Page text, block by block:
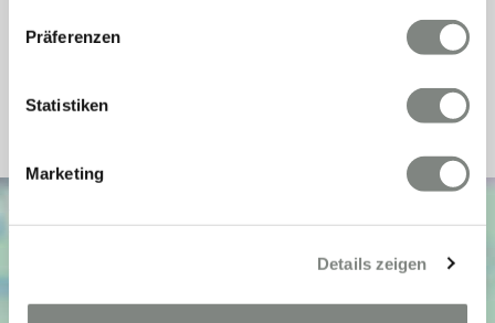
Präferenzen
Statistiken
Marketing
Details zeigen
Energieausweis Gebäudeart
Befeuerung